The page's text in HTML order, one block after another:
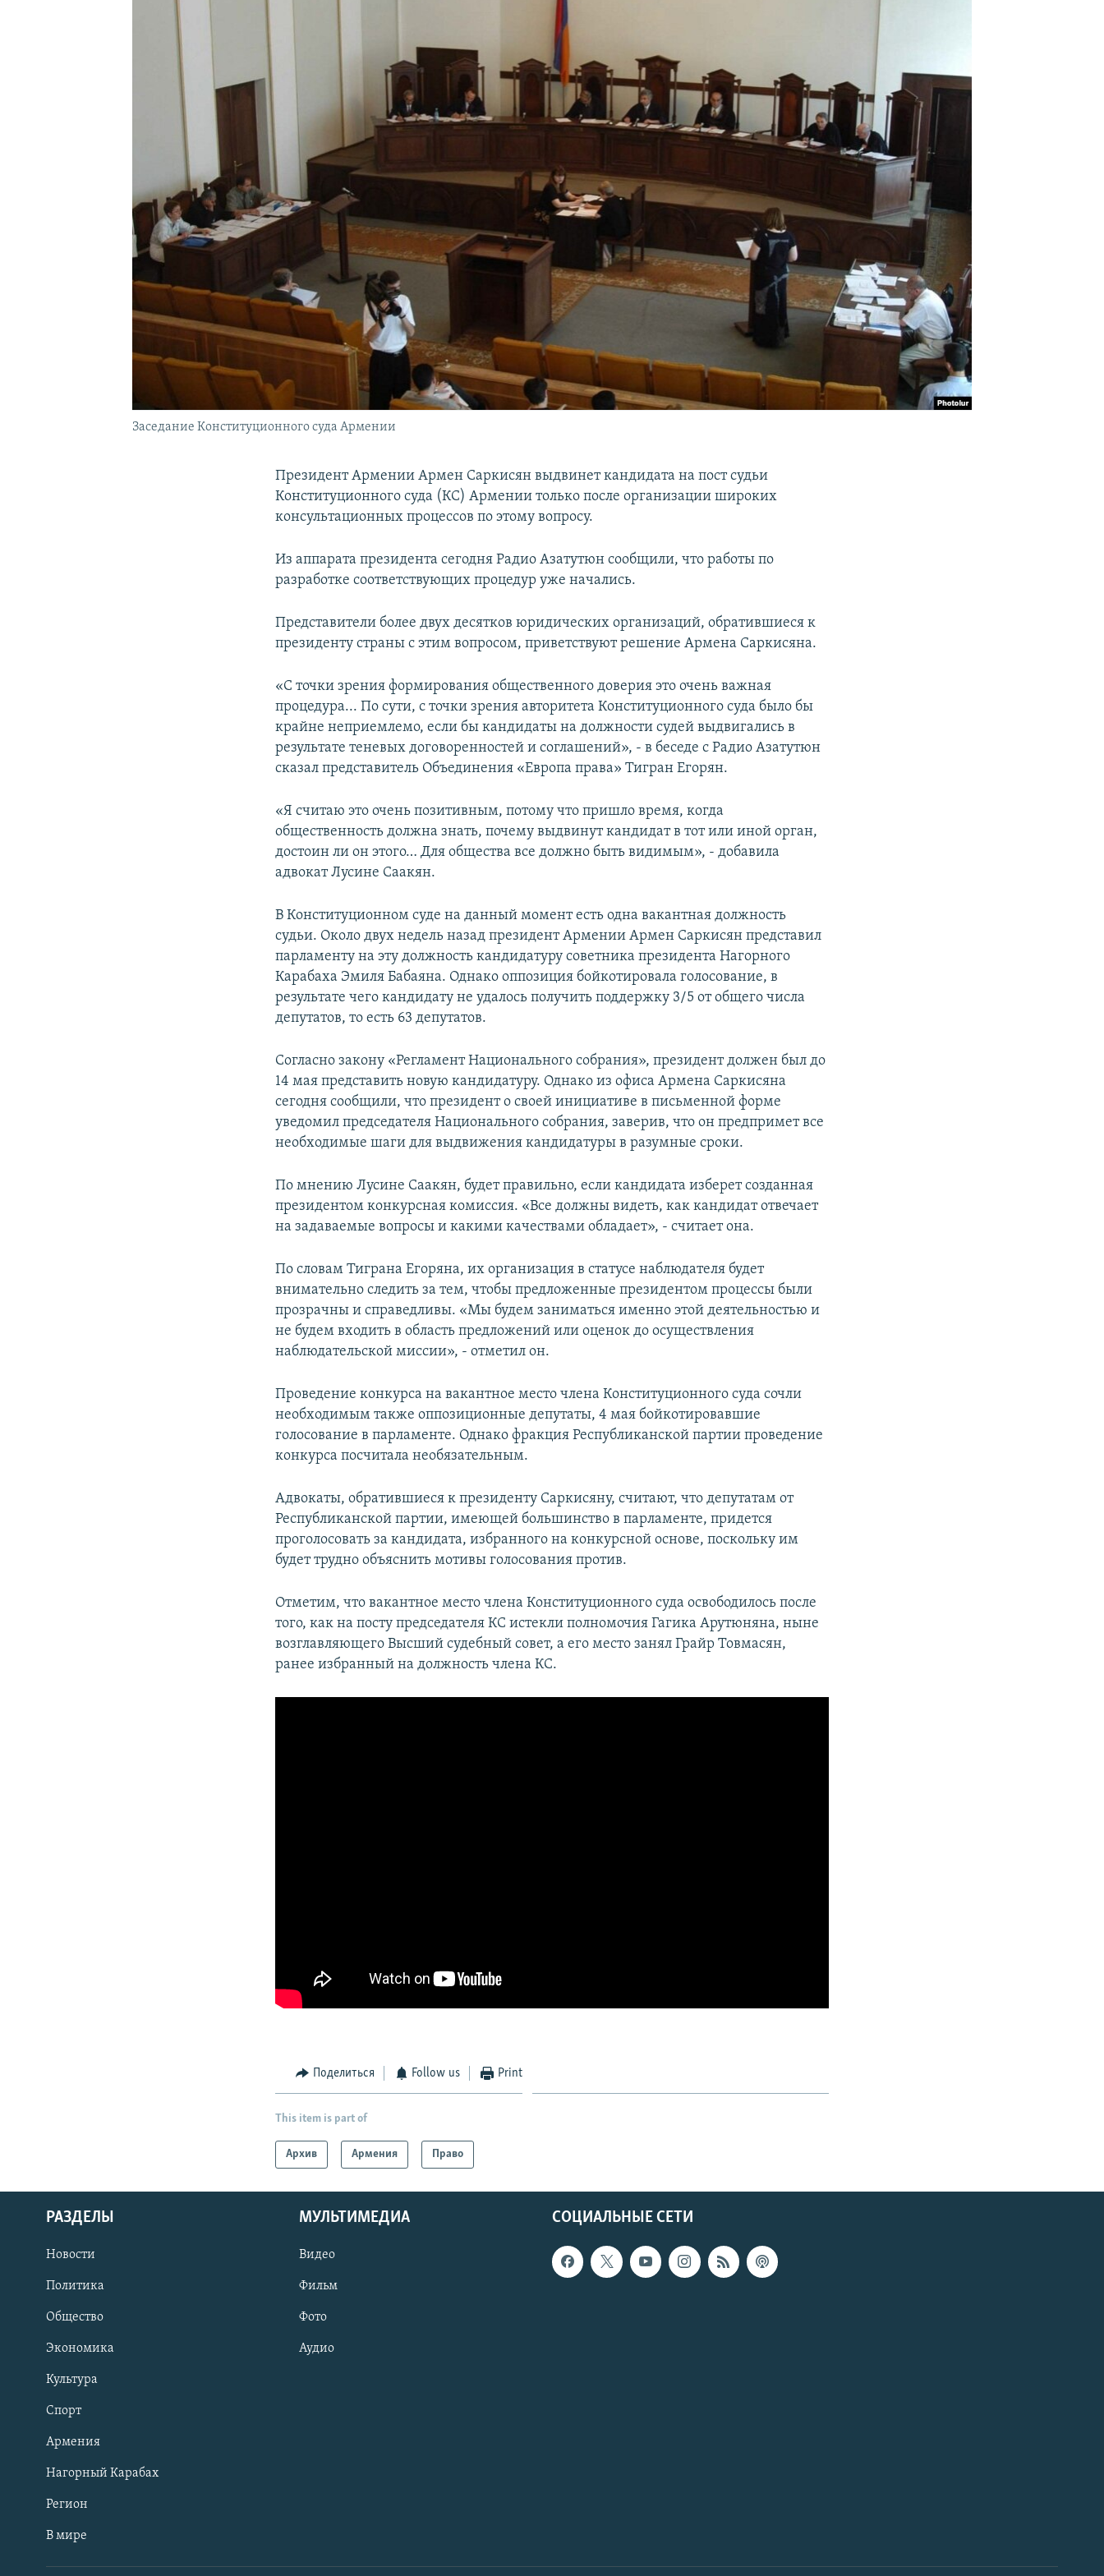
Заседание Конституционного суда Армении
Президент Армении Армен Саркисян выдвинет кандидата на пост судьи
Конституционного суда (КС) Армении только после организации широких
консультационных процессов по этому вопросу.
Из аппарата президента сегодня Радио Азатутюн сообщили, что работы по
разработке соответствующих процедур уже начались.
Представители более двух десятков юридических организаций, обратившиеся к
президенту страны с этим вопросом, приветствуют решение Армена Саркисяна.
«С точки зрения формирования общественного доверия это очень важная
процедура... По сути, с точки зрения авторитета Конституционного суда было бы
крайне неприемлемо, если бы кандидаты на должности судей выдвигались в
результате теневых договоренностей и соглашений», - в беседе с Радио Азатутюн
сказал представитель Объединения «Европа права» Тигран Егорян.
«Я считаю это очень позитивным, потому что пришло время, когда
общественность должна знать, почему выдвинут кандидат в тот или иной орган,
достоин ли он этого… Для общества все должно быть видимым», - добавила
адвокат Лусине Саакян.
В Конституционном суде на данный момент есть одна вакантная должность
судьи. Около двух недель назад президент Армении Армен Саркисян представил
парламенту на эту должность кандидатуру советника президента Нагорного
Карабаха Эмиля Бабаяна. Однако оппозиция бойкотировала голосование, в
результате чего кандидату не удалось получить поддержку 3/5 от общего числа
депутатов, то есть 63 депутатов.
Согласно закону «Регламент Национального собрания», президент должен был до
14 мая представить новую кандидатуру. Однако из офиса Армена Саркисяна
сегодня сообщили, что президент о своей инициативе в письменной форме
уведомил председателя Национального собрания, заверив, что он предпримет все
необходимые шаги для выдвижения кандидатуры в разумные сроки.
По мнению Лусине Саакян, будет правильно, если кандидата изберет созданная
президентом конкурсная комиссия. «Все должны видеть, как кандидат отвечает
на задаваемые вопросы и какими качествами обладает», - считает она.
По словам Тиграна Егоряна, их организация в статусе наблюдателя будет
внимательно следить за тем, чтобы предложенные президентом процессы были
прозрачны и справедливы. «Мы будем заниматься именно этой деятельностью и
не будем входить в область предложений или оценок до осуществления
наблюдательской миссии», - отметил он.
Проведение конкурса на вакантное место члена Конституционного суда сочли
необходимым также оппозиционные депутаты, 4 мая бойкотировавшие
голосование в парламенте. Однако фракция Республиканской партии проведение
конкурса посчитала необязательным.
Адвокаты, обратившиеся к президенту Саркисяну, считают, что депутатам от
Республиканской партии, имеющей большинство в парламенте, придется
проголосовать за кандидата, избранного на конкурсной основе, поскольку им
будет трудно объяснить мотивы голосования против.
Отметим, что вакантное место члена Конституционного суда освободилось после
того, как на посту председателя КС истекли полномочия Гагика Арутюняна, ныне
возглавляющего Высший судебный совет, а его место занял Грайр Товмасян,
ранее избранный на должность члена КС.
Поделиться Follow us Print
This item is part of
Архив Армения Право
СОЦИАЛЬНЫЕ СЕТИ
РАЗДЕЛЫ
Новости
Политика
Общество
Экономика
Культура
Спорт
Армения
Нагорный Карабах
Регион
В мире
МУЛЬТИМЕДИА
Видео
Фильм
Фото
Аудио